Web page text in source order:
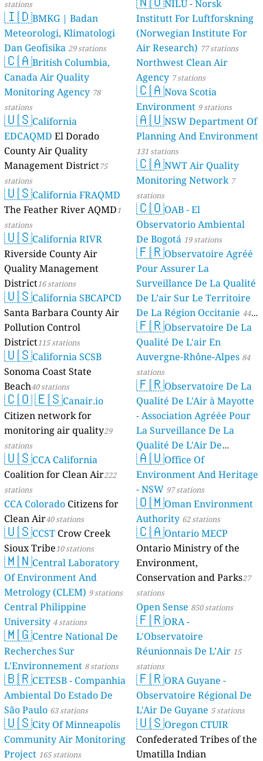
stations
🇮🇩BMKG | Badan
Meteorologi, Klimatologi
Dan Geofisika 29 stations
🇨🇦British Columbia,
Canada Air Quality
Monitoring Agency 78
stations
🇺🇸California
EDCAQMD El Dorado
County Air Quality
Management District75
stations
🇺🇸California FRAQMD
The Feather River AQMD1
stations
🇺🇸California RIVR
Riverside County Air
Quality Management
District16 stations
🇺🇸California SBCAPCD
Santa Barbara County Air
Pollution Control
District115 stations
🇺🇸California SCSB
Sonoma Coast State
Beach40 stations
🇨🇴🇪🇸Canair.io
Citizen network for
monitoring air quality29
stations
🇺🇸CCA California
Coalition for Clean Air222
stations
CCA Colorado Citizens for
Clean Air40 stations
🇺🇸CCST Crow Creek
Sioux Tribe10 stations
🇲🇳Central Laboratory
Of Environment And
Metrology (CLEM) 9 stations
Central Philippine
University 4 stations
🇲🇬Centre National De
Recherches Sur
L'Environnement 8 stations
🇧🇷CETESB - Companhia
Ambiental Do Estado De
São Paulo 63 stations
🇺🇸City Of Minneapolis
Community Air Monitoring
Project 165 stations
NILU - Norsk
Institutt For Luftforskning
(Norwegian Institute For
Air Research) 77 stations
Northwest Clean Air
Agency 7 stations
🇨🇦Nova Scotia
Environment 9 stations
🇦🇺NSW Department Of
Planning And Environment
131 stations
🇨🇦NWT Air Quality
Monitoring Network 7
stations
🇨🇴OAB - El
Observatorio Ambiental
De Bogotá 19 stations
🇫🇷Observatoire Agréé
Pour Assurer La
Surveillance De La Qualité
De L’air Sur Le Territoire
De La Région Occitanie 44
stations
🇫🇷Observatoire De La
Qualité De L'air En
Auvergne-Rhône-Alpes 84
stations
🇫🇷Observatoire De La
Qualité De L'Air à Mayotte
- Association Agréée Pour
La Surveillance De La
Qualité De L'Air De
Mayotte 4 stations
🇦🇺Office Of
Environment And Heritage
- NSW 97 stations
🇴🇲Oman Environment
Authority 62 stations
🇨🇦Ontario MECP
Ontario Ministry of the
Environment,
Conservation and Parks27
stations
Open Sense 850 stations
🇫🇷ORA -
L'Observatoire
Réunionnais De L’Air 15
stations
🇫🇷ORA Guyane -
Observatoire Régional De
L'Air De Guyane 5 stations
🇺🇸Oregon CTUIR
Confederated Tribes of the
Umatilla Indian